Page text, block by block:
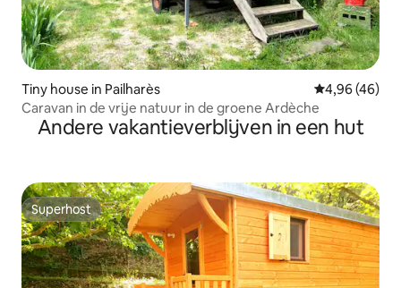
Tiny house in Pailharès Gemiddelde
4,96 (46)
Caravan in de vrije natuur in de groene Ardèche
Andere vakantieverblijven in een hut
Superhost
Superhost